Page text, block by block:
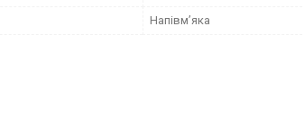
Напівм’яка